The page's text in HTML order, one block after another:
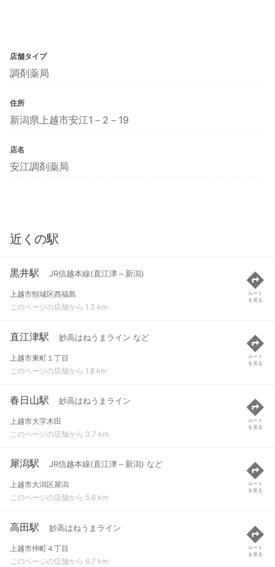
店舗タイプ
調剤薬局
住所
新潟県上越市安江1－2－19
店名
安江調剤薬局
近くの駅
黒井駅 JR信越本線(直江津～新潟)
上越市頸城区西福島
このページの店舗から 1.3 km
ルート
を見る
直江津駅 妙高はねうまライン など
上越市東町１丁目
このページの店舗から 1.8 km
ルート
を見る
春日山駅 妙高はねうまライン
上越市大字木田
このページの店舗から 3.7 km
ルート
を見る
犀潟駅 JR信越本線(直江津～新潟) など
上越市大潟区犀潟
このページの店舗から 5.6 km
ルート
を見る
高田駅 妙高はねうまライン
上越市仲町４丁目
このページの店舗から 6.7 km
ルート
を見る